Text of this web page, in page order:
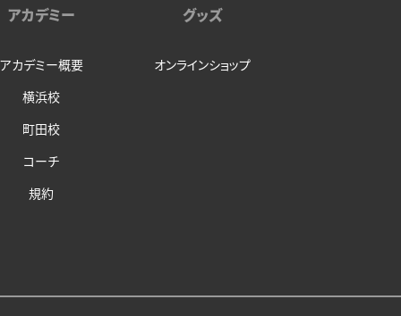
アカデミー
アカデミー概要
横浜校
町田校
コーチ
規約
グッズ
オンラインショップ